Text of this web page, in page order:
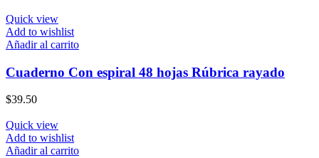
Quick view
Add to wishlist
Añadir al carrito
Cuaderno Con espiral 48 hojas Rúbrica rayado
$39.50
Quick view
Add to wishlist
Añadir al carrito